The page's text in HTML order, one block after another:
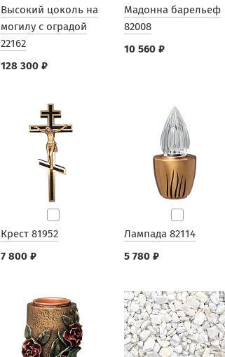
Высокий цоколь на
могилу с оградой
22162
128 300 ₽
Мадонна барельеф
82008
10 560 ₽
Крест 81952
7 800 ₽
Лампада 82114
5 780 ₽